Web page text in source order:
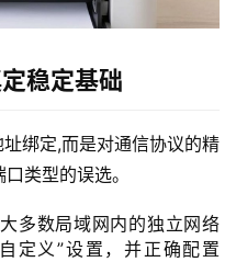
稳定基础
绑定,而是对通信协议的精
类型的误选。
多数局域网内的独立网络
定义”设置，并正确配置